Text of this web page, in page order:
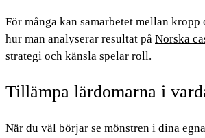
För många kan samarbetet mellan
hur man analyserar resultat på Norska
strategi och känsla spelar roll.
Tillämpa lärdomarna i
När du väl börjar se mönstren i dina